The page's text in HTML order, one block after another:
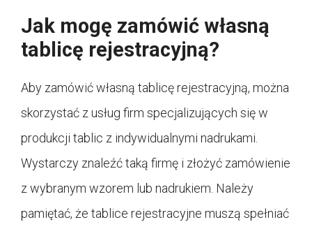
Jak mogę zamówić własną
tablicę rejestracyjną?
Aby zamówić własną tablicę rejestracyjną, można
skorzystać z usług firm specjalizujących się w
produkcji tablic z indywidualnymi nadrukami.
Wystarczy znaleźć taką firmę i złożyć zamówienie
z wybranym wzorem lub nadrukiem. Należy
pamiętać, że tablice rejestracyjne muszą spełniać